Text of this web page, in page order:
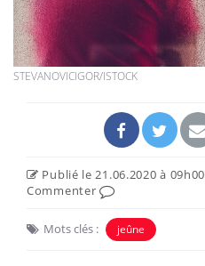
STEVANOVICIGOR/ISTOCK
Publié le 21.06.2020 à 09h00
Commenter
Mots clés : jeûne